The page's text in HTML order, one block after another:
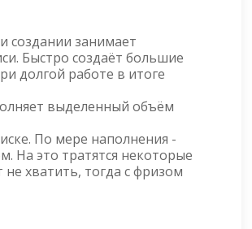
создании занимает
Быстро создаёт большие
долгой работе в итоге
выделенный объём
По мере наполнения -
На это тратятся некоторые
хватить, тогда с фризом